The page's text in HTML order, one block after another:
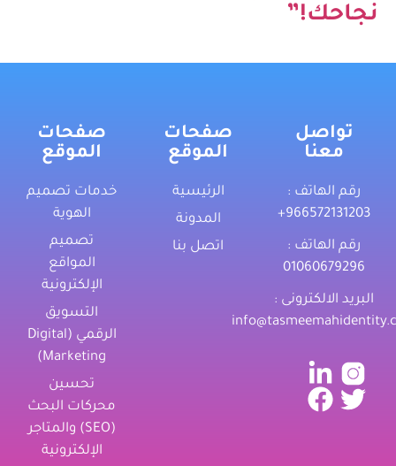
نجاحك!”
تواصل
معنا
رقم الهاتف :
‎+966572131203
رقم الهاتف :
01060679296
البريد الالكترونى :
صفحات
الموقع
الرئيسية
المدونة
اتصل بنا
صفحات
الموقع
خدمات تصميم
الهوية
تصميم
المواقع
الإلكترونية
التسويق
الرقمي (Digital
Marketing)
تحسين
محركات البحث
(SEO) والمتاجر
الإلكترونية